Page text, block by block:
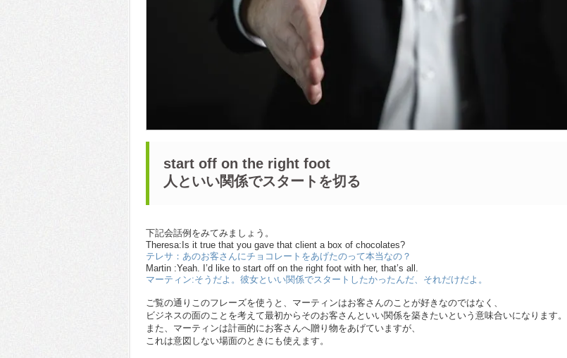
start off on the right foot
人といい関係でスタートを切る
下記会話例をみてみましょう。
Theresa:Is it true that you gave that client a box of chocolates?
テレサ：あのお客さんにチョコレートをあげたのって本当なの？
Martin :Yeah. I’d like to start off on the right foot with her, that’s all.
マーティン:そうだよ。彼女といい関係でスタートしたかったんだ、それだけだよ。
ご覧の通りこのフレーズを使うと、マーティンはお客さんのことが好きなのではなく、
ビジネスの面のことを考えて最初からそのお客さんといい関係を築きたいという意味合いになります。
また、マーティンは計画的にお客さんへ贈り物をあげていますが、
これは意図しない場面のときにも使えます。